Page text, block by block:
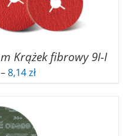
Krążek fibrowy 9I-I
–8,14złZakres
do